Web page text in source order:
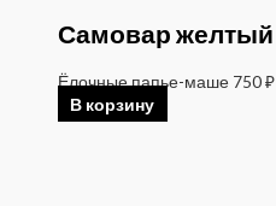
Самовар желтый
Ёлочные папье-маше 750₽
В корзину